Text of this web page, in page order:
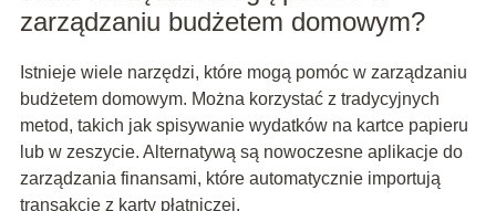
zarządzaniu budżetem domowym?
Istnieje wiele narzędzi, które mogą pomóc w zarządzaniu
budżetem domowym. Można korzystać z tradycyjnych
metod, takich jak spisywanie wydatków na kartce papieru
lub w zeszycie. Alternatywą są nowoczesne aplikacje do
zarządzania finansami, które automatycznie importują
transakcje z karty płatniczej.